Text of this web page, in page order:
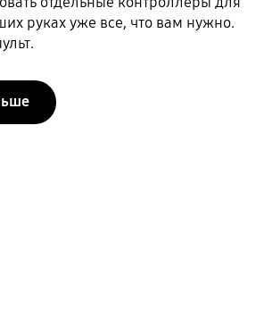
руках уже все, что вам нужно.